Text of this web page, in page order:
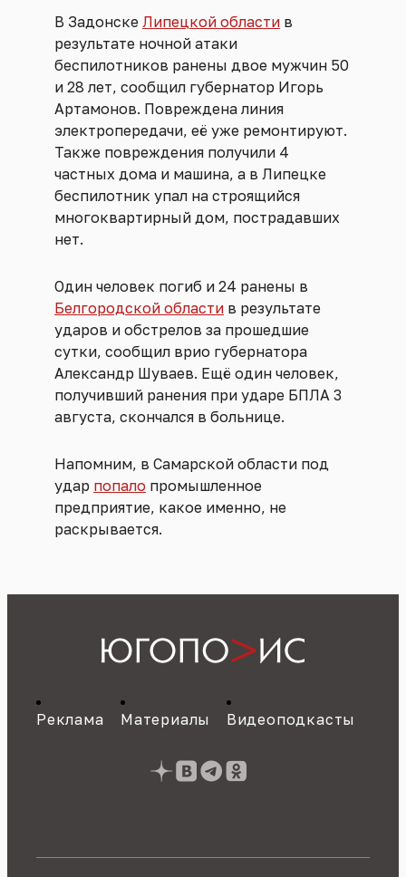
В Задонске Липецкой области в
результате ночной атаки
беспилотников ранены двое мужчин 50
и 28 лет, сообщил губернатор Игорь
Артамонов. Повреждена линия
электропередачи, её уже ремонтируют.
Также повреждения получили 4
частных дома и машина, а в Липецке
беспилотник упал на строящийся
многоквартирный дом, пострадавших
нет.
Один человек погиб и 24 ранены в
Белгородской области в результате
ударов и обстрелов за прошедшие
сутки, сообщил врио губернатора
Александр Шуваев. Ещё один человек,
получивший ранения при ударе БПЛА 3
августа, скончался в больнице.
Напомним, в Самарской области под
удар попало промышленное
предприятие, какое именно, не
раскрывается.
Реклама Материалы Видеоподкасты